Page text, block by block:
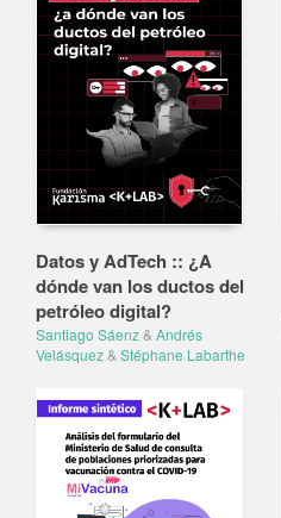
Datos y AdTech :: ¿A
dónde van los ductos del
petróleo digital?
Santiago Sáenz& Andrés
Velásquez& Stéphane Labarthe